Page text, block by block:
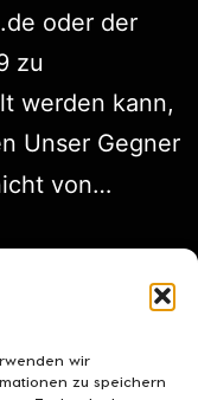
wir
zu speichern
oder der
zu
werden kann,
Unser Gegner
von…